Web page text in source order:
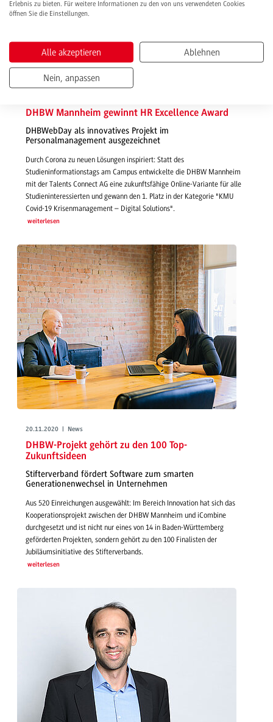
DHBW Mannheim gewinnt HR Excellence Award
DHBWebDay als innovatives Projekt im
Personalmanagement ausgezeichnet
Durch Corona zu neuen Lösungen inspiriert: Statt des
Studieninformationstags am Campus entwickelte die DHBW Mannheim
mit der Talents Connect AG eine zukunftsfähige Online-Variante für alle
Studieninteressierten und gewann den 1. Platz in der Kategorie "KMU
Covid-19 Krisenmanagement – Digital Solutions".
weiterlesen
20.11.2020 | News
DHBW-Projekt gehört zu den 100 Top-
Zukunftsideen
Stifterverband fördert Software zum smarten
Generationenwechsel in Unternehmen
Aus 520 Einreichungen ausgewählt: Im Bereich Innovation hat sich das
Kooperationsprojekt zwischen der DHBW Mannheim und iCombine
durchgesetzt und ist nicht nur eines von 14 in Baden-Württemberg
geförderten Projekten, sondern gehört zu den 100 Finalisten der
Jubiläumsinitiative des Stifterverbands.
weiterlesen
Erlebnis zu bieten. Für weitere Informationen zu den von uns verwendeten Cookies
öffnen Sie die Einstellungen.
Alle akzeptieren Ablehnen
Nein, anpassen